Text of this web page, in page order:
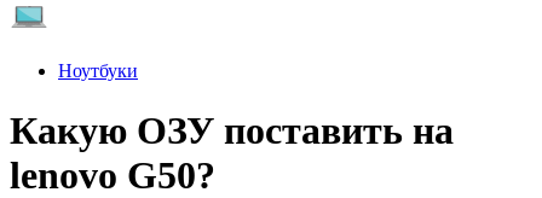
Ноутбуки
Какую ОЗУ поставить на
lenovo G50?